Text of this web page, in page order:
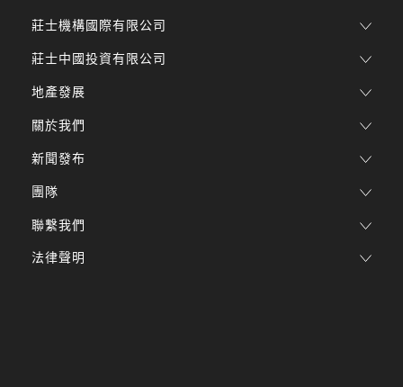
莊士機構國際有限公司
莊士中國投資有限公司
地產發展
關於我們
新聞發布
團隊
聯繫我們
法律聲明